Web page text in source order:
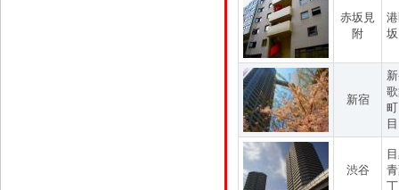
赤坂見
附
新宿
目
渋谷